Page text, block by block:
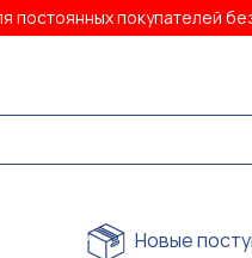
постоянных покупателей
Новые